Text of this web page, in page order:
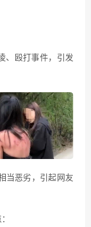
、殴打事件，引发
当恶劣，引起网友